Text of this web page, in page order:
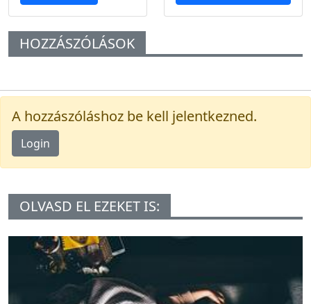
HOZZÁSZÓLÁSOK
A hozzászóláshoz be kell jelentkezned.
Login
OLVASD EL EZEKET IS: